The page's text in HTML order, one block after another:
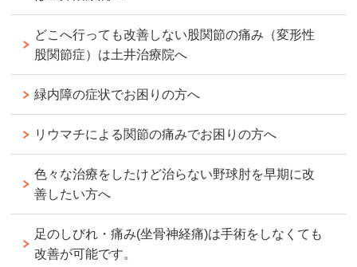
どこへ行っても改善しない股関節の痛み（変形性
股関節症）は土井治療院へ
緑内障の症状でお困りの方へ
リウマチによる関節の痛みでお困りの方へ
色々な治療をしたけど治らない野球肘を早期に改
善したい方へ
足のしびれ・痛み(坐骨神経痛)は手術をしなくても
改善が可能です。